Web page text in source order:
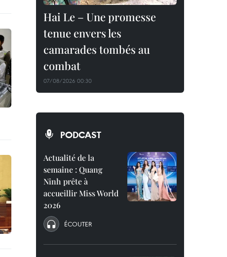
Hai Le – Une promesse
tenue envers les
camarades tombés au
combat
07/08/2026 00:30
PODCAST
Actualité de la
semaine : Quang
Ninh prête à
accueillir Miss World
2026
ÉCOUTER